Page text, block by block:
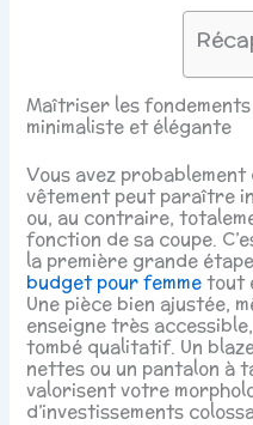
Maîtriser les
minimaliste et élégante
Vous avez probablement
vêtement peut paraître
ou, au contraire,
fonction de sa coupe.
la première grande
budget pour femmetout
Une pièce bien ajustée,
enseigne très
tombé qualitatif. Un
nettes ou un pantalon à
valorisent votre
d’investissements